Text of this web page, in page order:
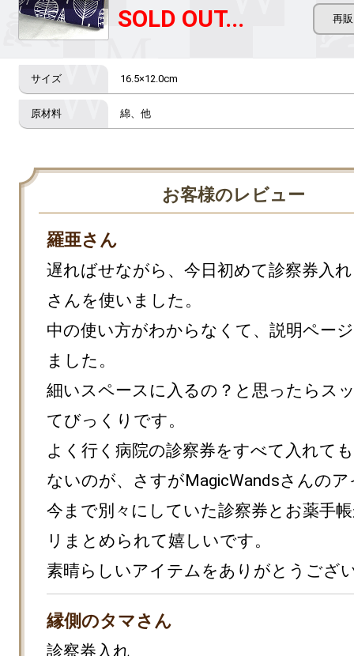
SOLD OUT...
16.5×12.0cm
綿、他
お客様のレビュー
羅亜さん
遅ればせながら、今日初めて診察券入れ
さんを使いました。
中の使い方がわからなくて、説明ペー
ました。
細いスペースに入るの？と思ったらス
てびっくりです。
よく行く病院の診察券をすべて入れて
ないのが、さすがMagicWandsさんの
今まで別々にしていた診察券とお薬手
リまとめられて嬉しいです。
素晴らしいアイテムをありがとうござ
縁側のタマさん
診察券入れ